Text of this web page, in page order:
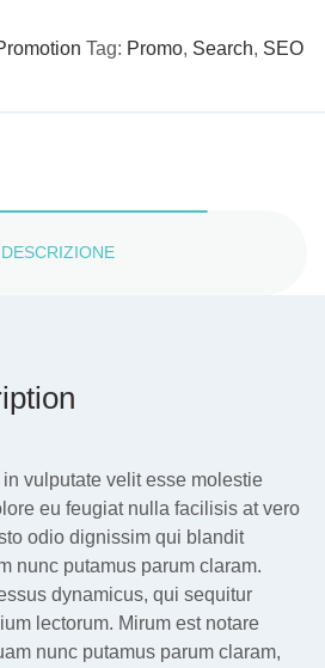
Tag: Promo, Search, SEO
DESCRIZIONE
in vulputate velit esse molestie
eu feugiat nulla facilisis at vero
odio dignissim qui blandit
nunc putamus parum claram.
dynamicus, qui sequitur
lectorum. Mirum est notare
nunc putamus parum claram,